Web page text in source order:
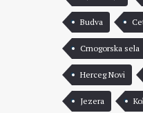
Budva
Crnogorska sela
Herceg Novi
Jezera